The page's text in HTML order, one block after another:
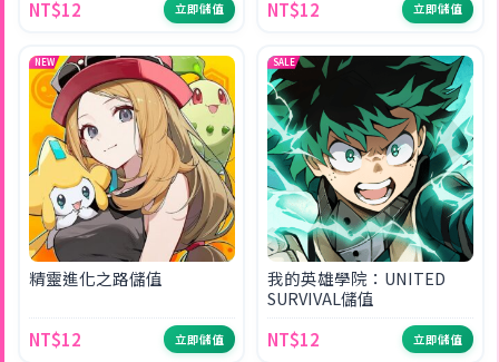
NT$12 立即儲值 NT$12 立即儲值
NEW
精靈進化之路儲值
NT$12 立即儲值
SALE
我的英雄學院：UNITED
SURVIVAL儲值
NT$12
立即儲值